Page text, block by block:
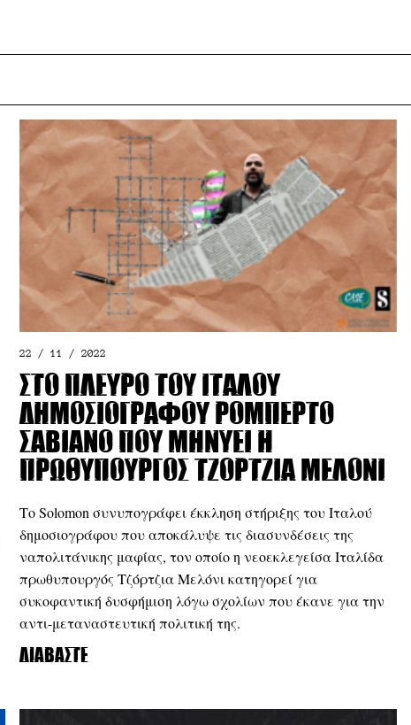
22 / 11 / 2022
Στο πλευρό του Ιταλού
δημοσιογράφου Ρομπέρτο
Σαβιάνο που μηνύει η
πρωθυπουργός Τζόρτζια Μελόνι
Το Solomon συνυπογράφει έκκληση στήριξης του Ιταλού
δημοσιογράφου που αποκάλυψε τις διασυνδέσεις της
ναπολιτάνικης μαφίας, τον οποίο η νεοεκλεγείσα Ιταλίδα
πρωθυπουργός Τζόρτζια Μελόνι κατηγορεί για
συκοφαντική δυσφήμιση λόγω σχολίων που έκανε για την
αντι-μεταναστευτική πολιτική της.
Διαβάστε